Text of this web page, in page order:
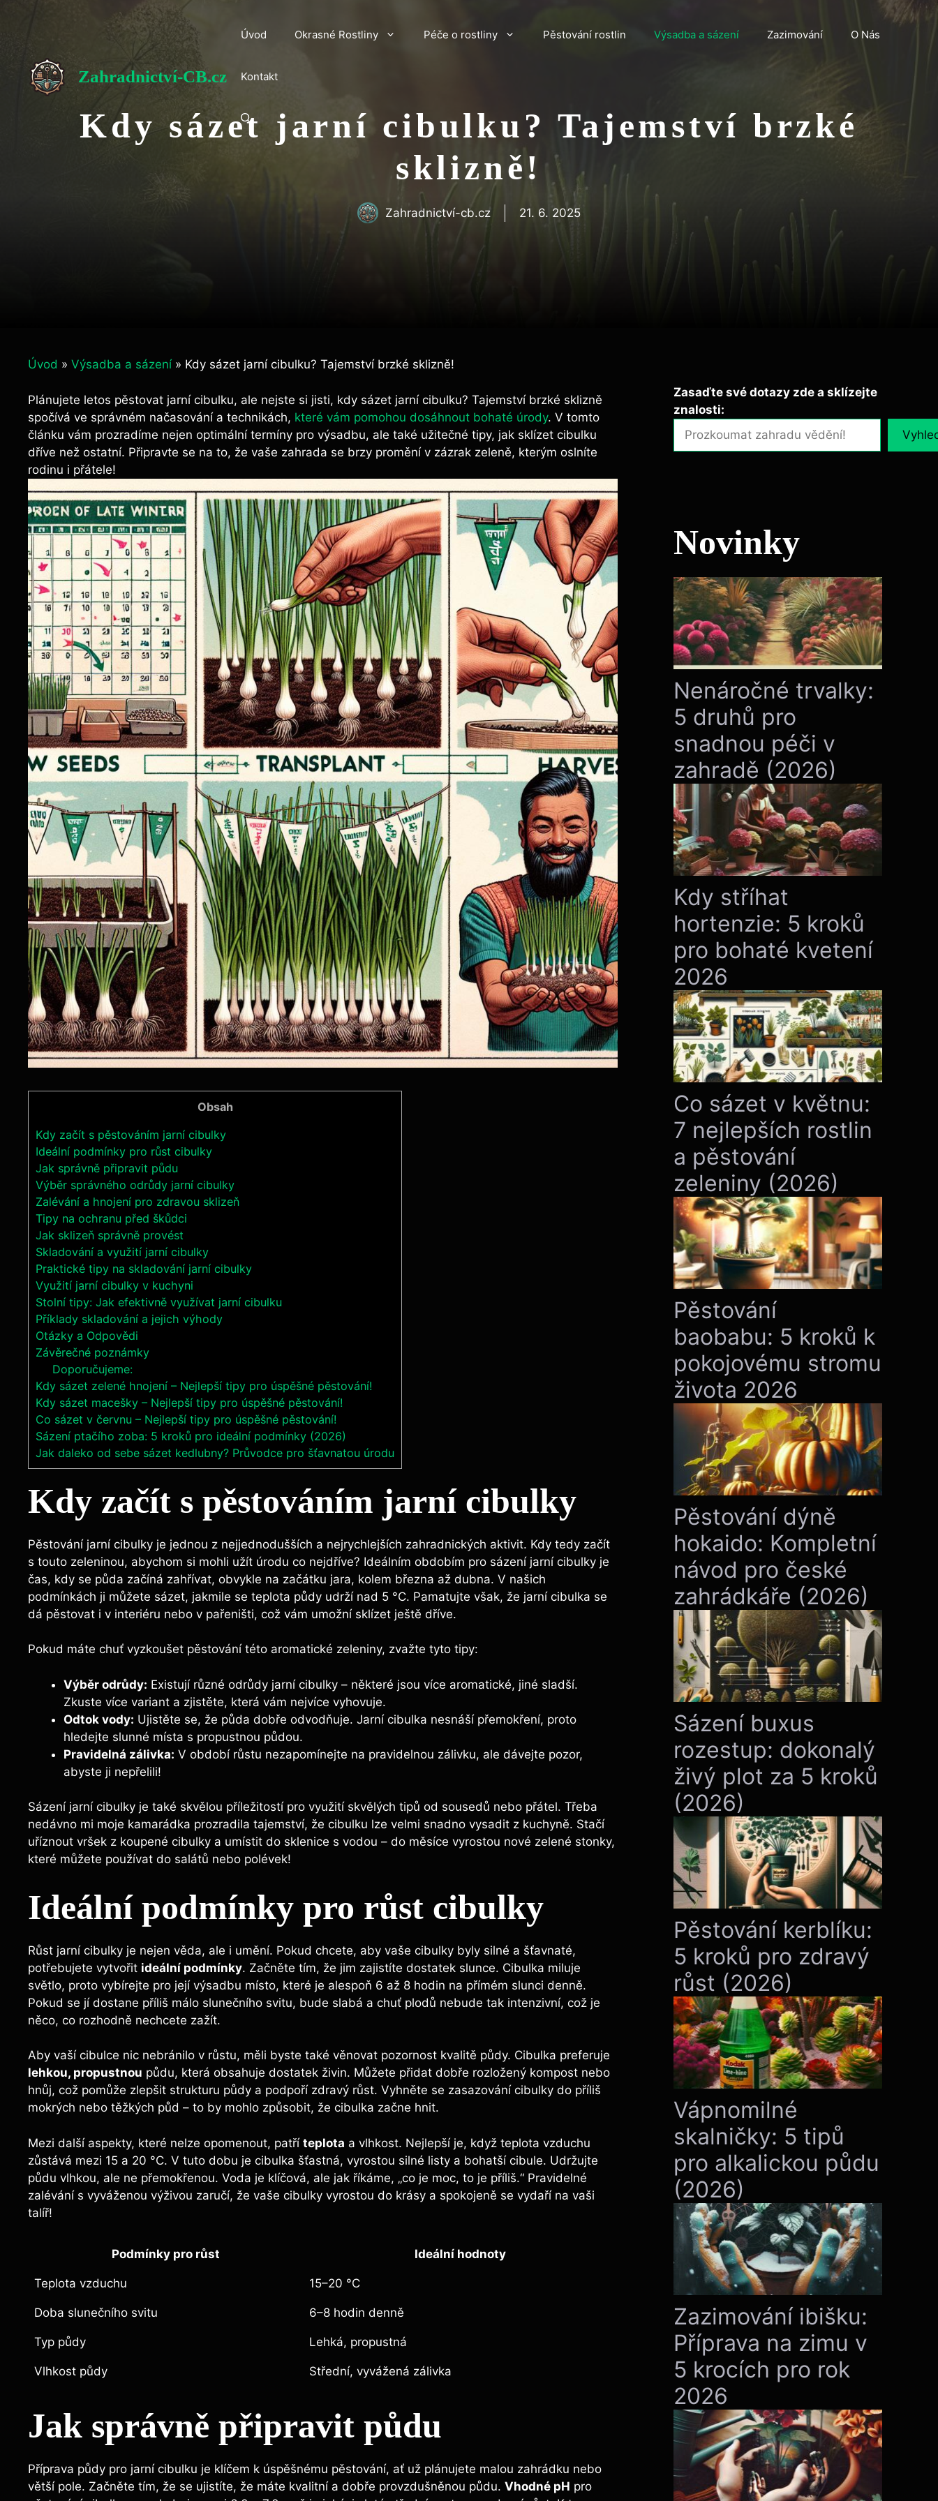
Zahradnictví-CB.cz
Úvod Okrasné Rostliny Péče o rostliny Pěstování rostlin Výsadba a sázení Zazimování O Nás
Kontakt
Kdy sázet jarní cibulku? Tajemství brzké
sklizně!
Zahradnictví-cb.cz 21. 6. 2025
Úvod » Výsadba a sázení » Kdy sázet jarní cibulku? Tajemství brzké sklizně!
Plánujete letos pěstovat jarní cibulku, ale nejste si jisti, kdy sázet jarní cibulku? Tajemství brzké sklizně
spočívá ve správném načasování a technikách, které vám pomohou dosáhnout bohaté úrody. V tomto
článku vám prozradíme nejen optimální termíny pro výsadbu, ale také užitečné tipy, jak sklízet cibulku
dříve než ostatní. Připravte se na to, že vaše zahrada se brzy promění v zázrak zeleně, kterým oslníte
rodinu i přátele!
Obsah
Kdy začít s pěstováním jarní cibulky
Ideální podmínky pro růst cibulky
Jak správně připravit půdu
Výběr správného odrůdy jarní cibulky
Zalévání a hnojení pro zdravou sklizeň
Tipy na ochranu před škůdci
Jak sklizeň správně provést
Skladování a využití jarní cibulky
Praktické tipy na skladování jarní cibulky
Využití jarní cibulky v kuchyni
Stolní tipy: Jak efektivně využívat jarní cibulku
Příklady skladování a jejich výhody
Otázky a Odpovědi
Závěrečné poznámky
Doporučujeme:
Kdy sázet zelené hnojení – Nejlepší tipy pro úspěšné pěstování!
Kdy sázet macešky – Nejlepší tipy pro úspěšné pěstování!
Co sázet v červnu – Nejlepší tipy pro úspěšné pěstování!
Sázení ptačího zoba: 5 kroků pro ideální podmínky (2026)
Jak daleko od sebe sázet kedlubny? Průvodce pro šťavnatou úrodu
Kdy začít s pěstováním jarní cibulky
Pěstování jarní cibulky je jednou z nejjednodušších a nejrychlejších zahradnických aktivit. Kdy tedy začít
s touto zeleninou, abychom si mohli užít úrodu co nejdříve? Ideálním obdobím pro sázení jarní cibulky je
čas, kdy se půda začíná zahřívat, obvykle na začátku jara, kolem března až dubna. V našich
podmínkách ji můžete sázet, jakmile se teplota půdy udrží nad 5 °C. Pamatujte však, že jarní cibulka se
dá pěstovat i v interiéru nebo v pařeništi, což vám umožní sklízet ještě dříve.
Pokud máte chuť vyzkoušet pěstování této aromatické zeleniny, zvažte tyto tipy:
Výběr odrůdy: Existují různé odrůdy jarní cibulky – některé jsou více aromatické, jiné sladší.
Zkuste více variant a zjistěte, která vám nejvíce vyhovuje.
Odtok vody: Ujistěte se, že půda dobře odvodňuje. Jarní cibulka nesnáší přemokření, proto
hledejte slunné místa s propustnou půdou.
Pravidelná zálivka: V období růstu nezapomínejte na pravidelnou zálivku, ale dávejte pozor,
abyste ji nepřelili!
Sázení jarní cibulky je také skvělou příležitostí pro využití skvělých tipů od sousedů nebo přátel. Třeba
nedávno mi moje kamarádka prozradila tajemství, že cibulku lze velmi snadno vysadit z kuchyně. Stačí
uříznout vršek z koupené cibulky a umístit do sklenice s vodou – do měsíce vyrostou nové zelené stonky,
které můžete používat do salátů nebo polévek!
Ideální podmínky pro růst cibulky
Růst jarní cibulky je nejen věda, ale i umění. Pokud chcete, aby vaše cibulky byly silné a šťavnaté,
potřebujete vytvořit ideální podmínky. Začněte tím, že jim zajistíte dostatek slunce. Cibulka miluje
světlo, proto vybírejte pro její výsadbu místo, které je alespoň 6 až 8 hodin na přímém slunci denně.
Pokud se jí dostane příliš málo slunečního svitu, bude slabá a chuť plodů nebude tak intenzivní, což je
něco, co rozhodně nechcete zažít.
Aby vaší cibulce nic nebránilo v růstu, měli byste také věnovat pozornost kvalitě půdy. Cibulka preferuje
lehkou, propustnou půdu, která obsahuje dostatek živin. Můžete přidat dobře rozložený kompost nebo
hnůj, což pomůže zlepšit strukturu půdy a podpoří zdravý růst. Vyhněte se zasazování cibulky do příliš
mokrých nebo těžkých půd – to by mohlo způsobit, že cibulka začne hnit.
Mezi další aspekty, které nelze opomenout, patří teplota a vlhkost. Nejlepší je, když teplota vzduchu
zůstává mezi 15 a 20 °C. V tuto dobu je cibulka šťastná, vyrostou silné listy a bohatší cibule. Udržujte
půdu vlhkou, ale ne přemokřenou. Voda je klíčová, ale jak říkáme, „co je moc, to je příliš.“ Pravidelné
zalévání s vyváženou výživou zaručí, že vaše cibulky vyrostou do krásy a spokojeně se vydaří na vaši
talíř!
Podmínky pro růst Ideální hodnoty
Teplota vzduchu 15–20 °C
Doba slunečního svitu 6–8 hodin denně
Typ půdy Lehká, propustná
Vlhkost půdy Střední, vyvážená zálivka
Jak správně připravit půdu
Příprava půdy pro jarní cibulku je klíčem k úspěšnému pěstování, ať už plánujete malou zahrádku nebo
větší pole. Začněte tím, že se ujistíte, že máte kvalitní a dobře provzdušněnou půdu. Vhodné pH pro
Zasaďte své dotazy zde a sklízejte
znalosti:
Novinky
Nenáročné trvalky:
5 druhů pro
snadnou péči v
zahradě (2026)
Kdy stříhat
hortenzie: 5 kroků
pro bohaté kvetení
2026
Co sázet v květnu:
7 nejlepších rostlin
a pěstování
zeleniny (2026)
Pěstování
baobabu: 5 kroků k
pokojovému stromu
života 2026
Pěstování dýně
hokaido: Kompletní
návod pro české
zahrádkáře (2026)
Sázení buxus
rozestup: dokonalý
živý plot za 5 kroků
(2026)
Pěstování kerblíku:
5 kroků pro zdravý
růst (2026)
Vápnomilné
skalničky: 5 tipů
pro alkalickou půdu
(2026)
Zazimování ibišku:
Příprava na zimu v
5 krocích pro rok
2026